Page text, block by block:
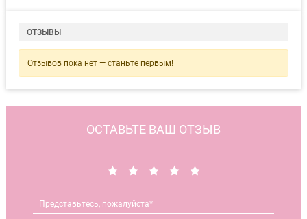
ОТЗЫВЫ
Отзывов пока нет — станьте первым!
ОСТАВЬТЕ ВАШ ОТЗЫВ